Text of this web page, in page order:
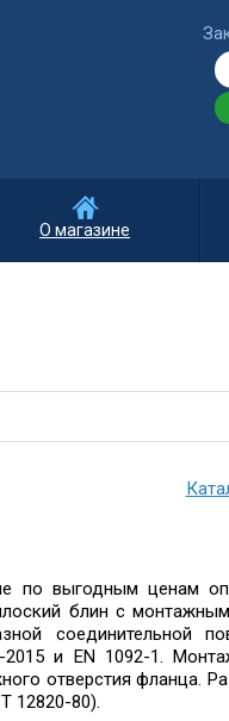
О магазине
по выгодным ценам
блин с
соединительной
2015 и EN 1092-1.
отверстия фланца.
12820-80).